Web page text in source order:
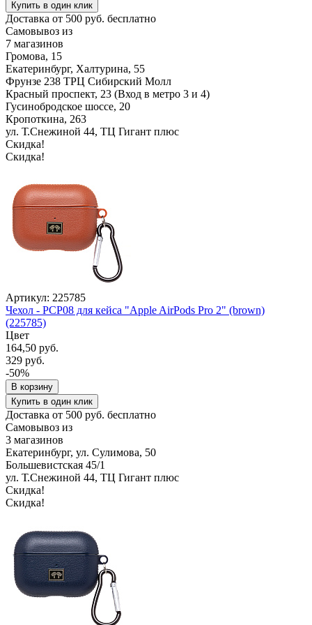
Купить в один клик
Доставка от 500 руб. бесплатно
Самовывоз из
7 магазинов
Громова, 15
Екатеринбург, Халтурина, 55
Фрунзе 238 ТРЦ Сибирский Молл
Красный проспект, 23 (Вход в метро 3 и 4)
Гусинобродское шоссе, 20
Кропоткина, 263
ул. Т.Снежиной 44, ТЦ Гигант плюс
Скидка!
Скидка!
Артикул: 225785
Чехол - PCP08 для кейса "Apple AirPods Pro 2" (brown)
(225785)
Цвет
164,50 руб.
329 руб.
-50%
В корзину
Купить в один клик
Доставка от 500 руб. бесплатно
Самовывоз из
3 магазинов
Екатеринбург, ул. Сулимова, 50
Большевистская 45/1
ул. Т.Снежиной 44, ТЦ Гигант плюс
Скидка!
Скидка!